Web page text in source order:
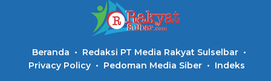
Beranda
Redaksi PT Media Rakyat Sulselbar
Privacy Policy
Pedoman Media Siber Indeks